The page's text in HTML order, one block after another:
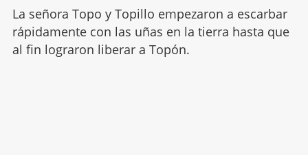
La señora Topo y Topillo empezaron a escarbar
rápidamente con las uñas en la tierra hasta que
al fin lograron liberar a Topón.